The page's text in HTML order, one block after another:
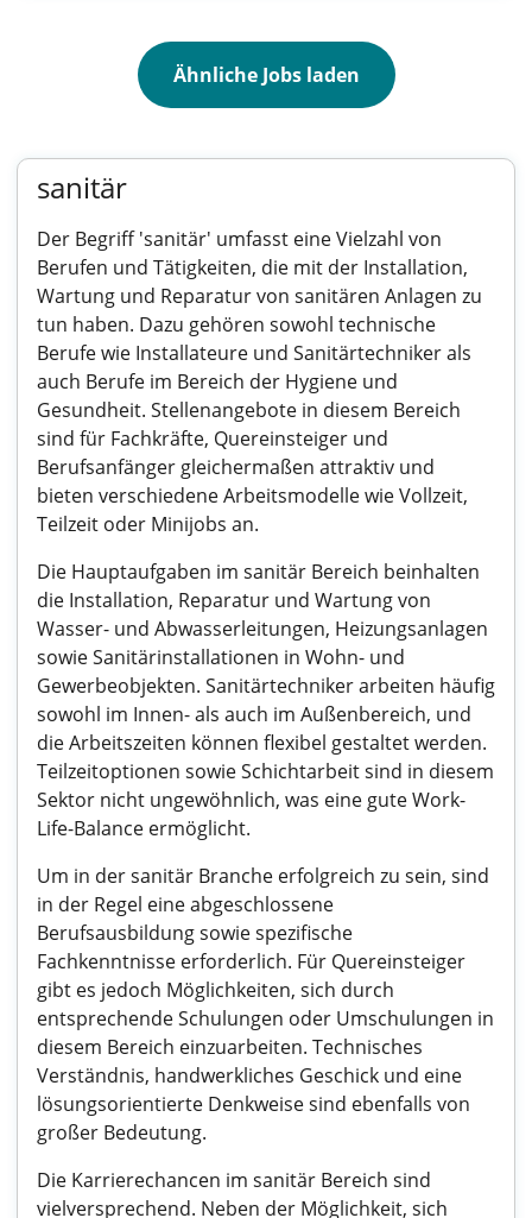
Ähnliche Jobs laden
sanitär
Der Begriff 'sanitär' umfasst eine Vielzahl von
Berufen und Tätigkeiten, die mit der Installation,
Wartung und Reparatur von sanitären Anlagen zu
tun haben. Dazu gehören sowohl technische
Berufe wie Installateure und Sanitärtechniker als
auch Berufe im Bereich der Hygiene und
Gesundheit. Stellenangebote in diesem Bereich
sind für Fachkräfte, Quereinsteiger und
Berufsanfänger gleichermaßen attraktiv und
bieten verschiedene Arbeitsmodelle wie Vollzeit,
Teilzeit oder Minijobs an.
Die Hauptaufgaben im sanitär Bereich beinhalten
die Installation, Reparatur und Wartung von
Wasser- und Abwasserleitungen, Heizungsanlagen
sowie Sanitärinstallationen in Wohn- und
Gewerbeobjekten. Sanitärtechniker arbeiten häufig
sowohl im Innen- als auch im Außenbereich, und
die Arbeitszeiten können flexibel gestaltet werden.
Teilzeitoptionen sowie Schichtarbeit sind in diesem
Sektor nicht ungewöhnlich, was eine gute Work-
Life-Balance ermöglicht.
Um in der sanitär Branche erfolgreich zu sein, sind
in der Regel eine abgeschlossene
Berufsausbildung sowie spezifische
Fachkenntnisse erforderlich. Für Quereinsteiger
gibt es jedoch Möglichkeiten, sich durch
entsprechende Schulungen oder Umschulungen in
diesem Bereich einzuarbeiten. Technisches
Verständnis, handwerkliches Geschick und eine
lösungsorientierte Denkweise sind ebenfalls von
großer Bedeutung.
Die Karrierechancen im sanitär Bereich sind
vielversprechend. Neben der Möglichkeit, sich